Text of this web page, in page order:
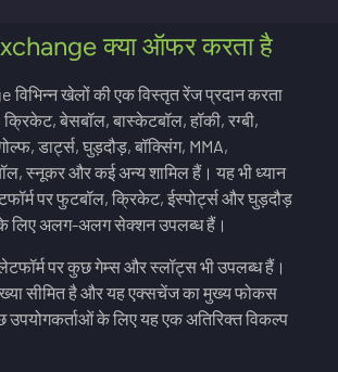
क्या ऑफर करता है
खेलों की एक विस्तृत रेंज प्रदान करता
बेसबॉल, बास्केटबॉल, हॉकी, रग्बी,
डार्ट्स, घुड़दौड़, बॉक्सिंग, MMA,
स्नूकर और कई अन्य शामिल हैं। यह भी ध्यान
पर फुटबॉल, क्रिकेट, ईस्पोर्ट्स और घुड़दौड़
लिए अलग-अलग सेक्शन उपलब्ध हैं।
पर कुछ गेम्स और स्लॉट्स भी उपलब्ध हैं।
सीमित है और यह एक्सचेंज का मुख्य फोकस
उपयोगकर्ताओं के लिए यह एक अतिरिक्त विकल्प